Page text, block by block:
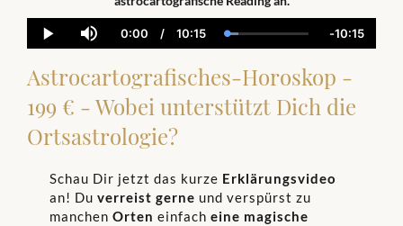
Play Mute
Current
Time
0:00 / Duration
10:15 Loaded:
14.33%
Time
-10:15
Astrocartografisches-Horoskop -
199 € - Wobei unterstützt Dich die
Ortsastrologie?
Schau Dir jetzt das kurze Erklärungsvideo
an! Du verreist gerne und verspürst zu
manchen Orten einfach eine magische